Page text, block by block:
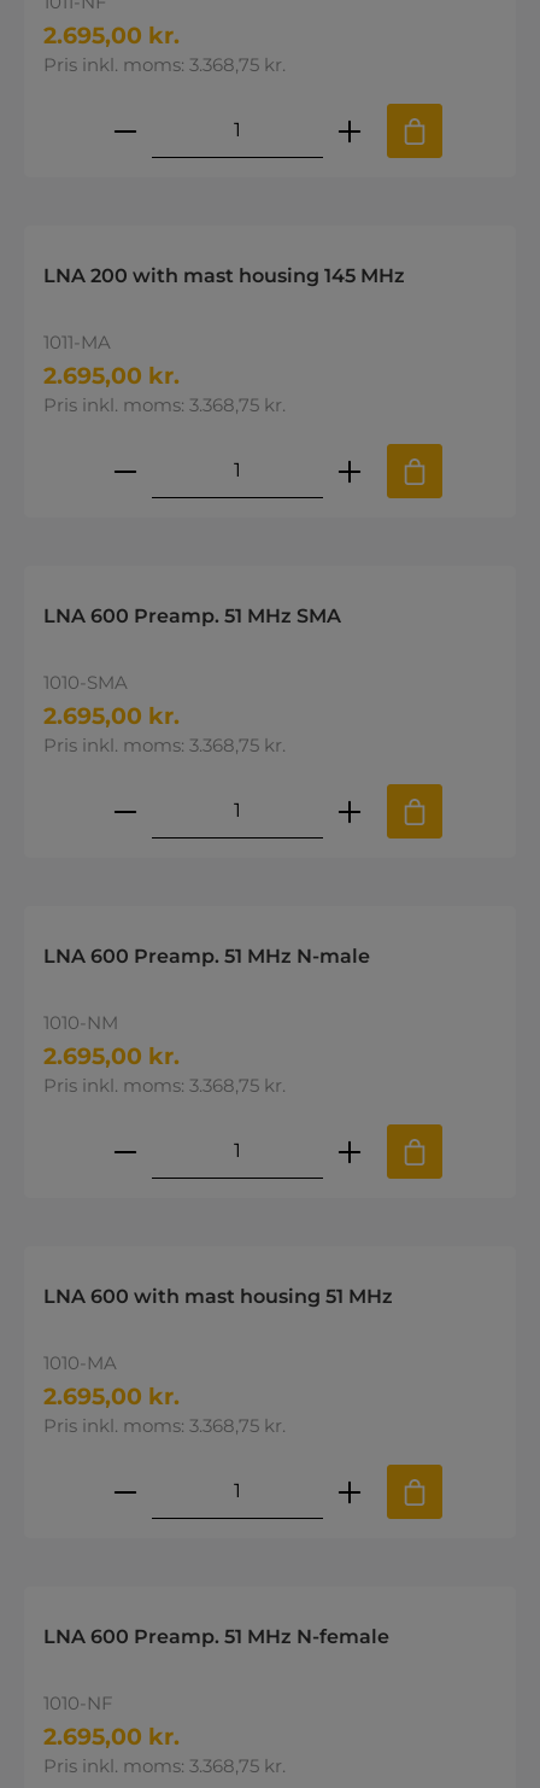
2.695,00 kr.
Pris inkl. moms: 3.368,75 kr.
Produktmængde: Indtast den
LNA 200 with mast housing 145 MHz
1011-MA
2.695,00 kr.
Pris inkl. moms: 3.368,75 kr.
Produktmængde: Indtast den
LNA 600 Preamp. 51 MHz SMA
1010-SMA
2.695,00 kr.
Pris inkl. moms: 3.368,75 kr.
Produktmængde: Indtast den
LNA 600 Preamp. 51 MHz N-male
1010-NM
2.695,00 kr.
Pris inkl. moms: 3.368,75 kr.
Produktmængde: Indtast den
LNA 600 with mast housing 51 MHz
1010-MA
2.695,00 kr.
Pris inkl. moms: 3.368,75 kr.
Produktmængde: Indtast den
LNA 600 Preamp. 51 MHz N-female
1010-NF
2.695,00 kr.
Pris inkl. moms: 3.368,75 kr.